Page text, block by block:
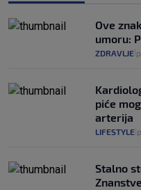
Ove
umoru:
ZDRAVLJE
piće
arterija
LIFESTYLE
Stalno